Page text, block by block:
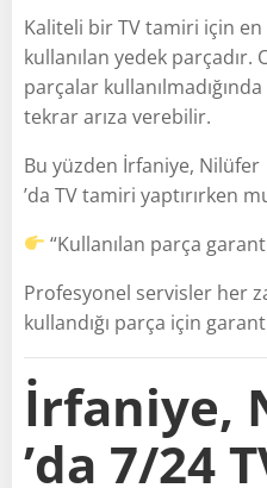
Kaliteli bir TV tamiri için
kullanılan yedek
parçalar
tekrar arıza verebilir.
Bu yüzden İrfaniye, Nilüfer
’da TV tamiri yaptırırken
“Kullanılan parça
Profesyonel servisler her
kullandığı parça için
İrfaniye,
’da 7/24